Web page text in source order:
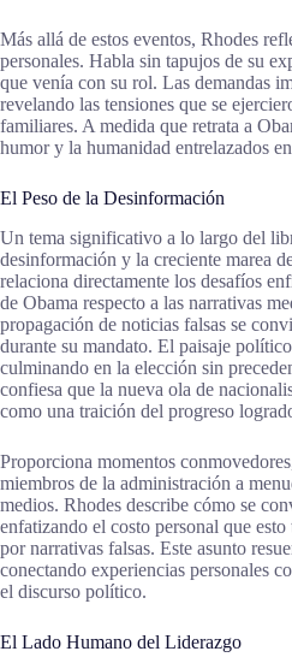
Más allá de estos eventos, Rhodes
personales. Habla sin tapujos de su
que venía con su rol. Las demandas
revelando las tensiones que se
familiares. A medida que retrata a
humor y la humanidad entrelazados
El Peso de la Desinformación
Un tema significativo a lo largo del
desinformación y la creciente marea
relaciona directamente los desafíos
de Obama respecto a las narrativas
propagación de noticias falsas se
durante su mandato. El paisaje
culminando en la elección sin
confiesa que la nueva ola de
como una traición del progreso
Proporciona momentos
miembros de la administración a
medios. Rhodes describe cómo se
enfatizando el costo personal que
por narrativas falsas. Este asunto
conectando experiencias personales
el discurso político.
El Lado Humano del Liderazgo